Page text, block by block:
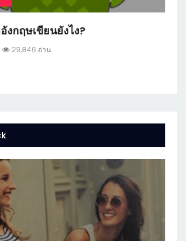
งกฤษเขียนยังไง?
29,846 อ่าน